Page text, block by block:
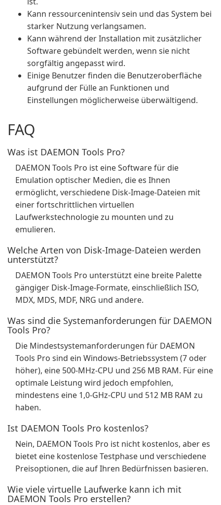
Kann ressourcenintensiv sein und das System bei
starker Nutzung verlangsamen.
Kann während der Installation mit zusätzlicher
Software gebündelt werden, wenn sie nicht
sorgfältig angepasst wird.
Einige Benutzer finden die Benutzeroberfläche
aufgrund der Fülle an Funktionen und
Einstellungen möglicherweise überwältigend.
FAQ
Was ist DAEMON Tools Pro?
DAEMON Tools Pro ist eine Software für die
Emulation optischer Medien, die es Ihnen
ermöglicht, verschiedene Disk-Image-Dateien mit
einer fortschrittlichen virtuellen
Laufwerkstechnologie zu mounten und zu
emulieren.
Welche Arten von Disk-Image-Dateien werden
unterstützt?
DAEMON Tools Pro unterstützt eine breite Palette
gängiger Disk-Image-Formate, einschließlich ISO,
MDX, MDS, MDF, NRG und andere.
Was sind die Systemanforderungen für DAEMON
Tools Pro?
Die Mindestsystemanforderungen für DAEMON
Tools Pro sind ein Windows-Betriebssystem (7 oder
höher), eine 500-MHz-CPU und 256 MB RAM. Für eine
optimale Leistung wird jedoch empfohlen,
mindestens eine 1,0-GHz-CPU und 512 MB RAM zu
haben.
Ist DAEMON Tools Pro kostenlos?
Nein, DAEMON Tools Pro ist nicht kostenlos, aber es
bietet eine kostenlose Testphase und verschiedene
Preisoptionen, die auf Ihren Bedürfnissen basieren.
Wie viele virtuelle Laufwerke kann ich mit
DAEMON Tools Pro erstellen?